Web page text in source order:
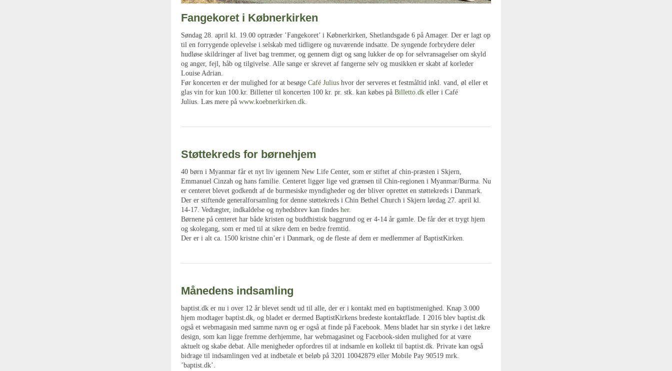
Fangekoret i Købnerkirken
Søndag 28. april kl. 19.00 optræder ’Fangekoret’ i Købnerkirken, Shetlandsgade 6 på Amager. Der er lagt op
til en forrygende oplevelse i selskab med tidligere og nuværende indsatte. De syngende forbrydere deler
hudløse skildringer af livet bag tremmer, og gennem digt og sang lukker de op for selvransagelser om skyld
og anger, fejl, håb og tilgivelse. Alle sange er skrevet af fangerne selv og musikken er skabt af korleder
Louise Adrian.
Før koncerten er der mulighed for at besøge Café Julius hvor der serveres et festmåltid inkl. vand, øl eller et
glas vin for kun 100.kr. Billetter til koncerten 100 kr. pr. stk. kan købes på Billetto.dk eller i Café
Julius. Læs mere på www.koebnerkirken.dk.
Støttekreds for børnehjem
40 børn i Myanmar får et nyt liv igennem New Life Center, som er stiftet af chin-præsten i Skjern,
Emmanuel Cinzah og hans familie. Centeret ligger lige ved grænsen til Chin-regionen i Myanmar/Burma. Nu
er centeret blevet godkendt af de burmesiske myndigheder og der bliver oprettet en støttekreds i Danmark.
Der er stiftende generalforsamling for denne støttekreds i Chin Bethel Church i Skjern lørdag 27. april kl.
14-17. Vedtægter, indkaldelse og nyhedsbrev kan findes her.
Børnene på centeret har både kristen og buddhistisk baggrund og er 4-14 år gamle. De får der et trygt hjem
og skolegang, som er med til at sikre dem en bedre fremtid.
Der er i alt ca. 1500 kristne chin’er i Danmark, og de fleste af dem er medlemmer af BaptistKirken.
Månedens indsamling
baptist.dk er nu i over 12 år blevet sendt ud til alle, der er i kontakt med en baptistmenighed. Knap 3.000
hjem modtager baptist.dk, og bladet er dermed BaptistKirkens bredeste kontaktflade. I 2016 blev baptist.dk
også et webmagasin med samme navn og er også at finde på Facebook. Mens bladet har sin styrke i det lækre
design, som kan ligge fremme derhjemme, har webmagasinet og Facebook-siden mulighed for at være
aktuelt og skabe debat. Alle menigheder opfordres til at indsamle en kollekt til baptist.dk. Private kan også
bidrage til indsamlingen ved at indbetale et beløb på 3201 10042879 eller Mobile Pay 90519 mrk.
’baptist.dk’.